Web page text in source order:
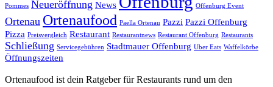
Pommes Neueröffnung News Offenburg Event
Ortenau Ortenaufood Paella Ortenau Pazzi Pazzi Offenburg
Pizza Preisvergleich Restaurant Restaurantnews Restaurant Offenburg Restaurants
Schließung Servicegebühren Stadtmauer Offenburg Uber Eats Waffelkörbe
Öffnungszeiten
Ortenaufood ist dein Ratgeber für Restaurants rund um den